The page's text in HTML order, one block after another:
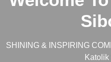
SHINING & INSPIRING